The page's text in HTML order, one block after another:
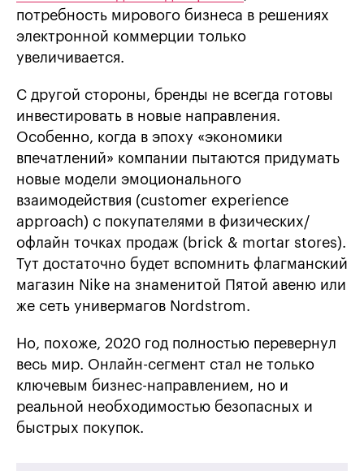
потребность мирового бизнеса в решениях
электронной коммерции только
увеличивается.
С другой стороны, бренды не всегда готовы
инвестировать в новые направления.
Особенно, когда в эпоху «экономики
впечатлений» компании пытаются придумать
новые модели эмоционального
взаимодействия (customer experience
approach) с покупателями в физических/
офлайн точках продаж (brick & mortar stores).
Тут достаточно будет вспомнить флагманский
магазин Nike на знаменитой Пятой авеню или
же сеть универмагов Nordstrom.
Но, похоже, 2020 год полностью перевернул
весь мир. Онлайн-сегмент стал не только
ключевым бизнес-направлением, но и
реальной необходимостью безопасных и
быстрых покупок.